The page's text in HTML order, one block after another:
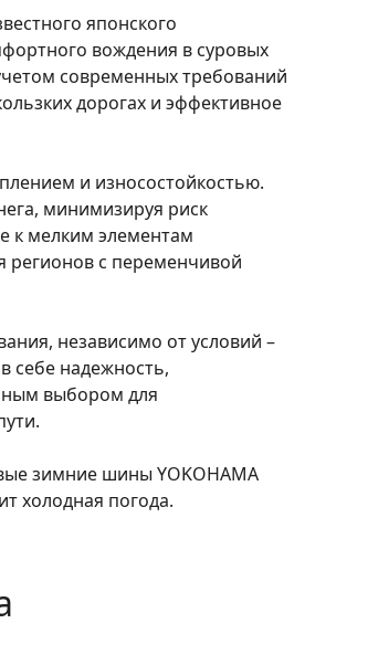
японского
вождения в суровых
современных требований
дорогах и эффективное
и износостойкостью.
минимизируя риск
к мелким элементам
регионов с переменчивой
независимо от условий –
себе надежность,
выбором для
зимние шины YOKOHAMA
холодная погода.